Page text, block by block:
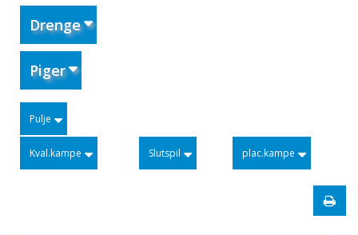
Drenge
Piger
Pulje
Kval.kampe Slutspil plac.kampe